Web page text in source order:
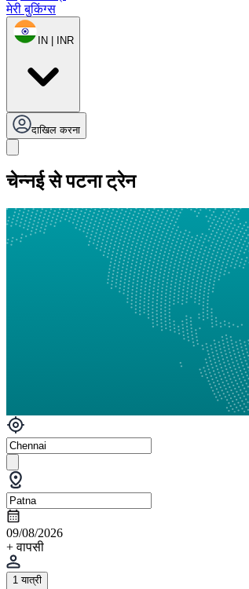
मेरी बुकिंग्स
IN | INR
दाखिल करना
चेन्नई से पटना ट्रेन
09/08/2026
+ वापसी
1 यात्री